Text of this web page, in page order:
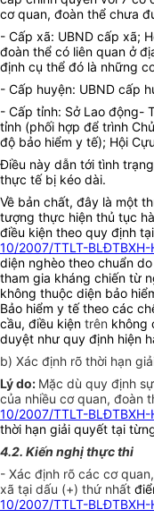
cơ quan, đoàn thể chưa
- Cấp xã: UBND cấp xã;
đoàn thể có liên quan ở
định cụ thể đó là những
- Cấp huyện: UBND cấp
- Cấp tỉnh: Sở Lao động-
tỉnh (phối hợp để trình
độ bảo hiểm y tế); Hội
Điều này dẫn tới tình
thực tế bị kéo dài.
Về bản chất, đây là một
tượng thực hiện thủ tục
điều kiện theo quy định
10/2007/TTLT-BLĐTBXH-
diện nghèo theo chuẩn
tham gia kháng chiến từ
không thuộc diện bảo
Bảo hiểm y tế theo các
cầu, điều kiện trên không
duyệt như quy định hiện
b) Xác định rõ thời hạn
Lý do: Mặc dù quy định
của nhiều cơ quan, đoàn
10/2007/TTLT-BLĐTBXH-
thời hạn giải quyết tại
4.2. Kiến nghị thực thi
- Xác định rõ các cơ
xã tại dấu (+) thứ nhất
10/2007/TTLT-BLĐTBXH-